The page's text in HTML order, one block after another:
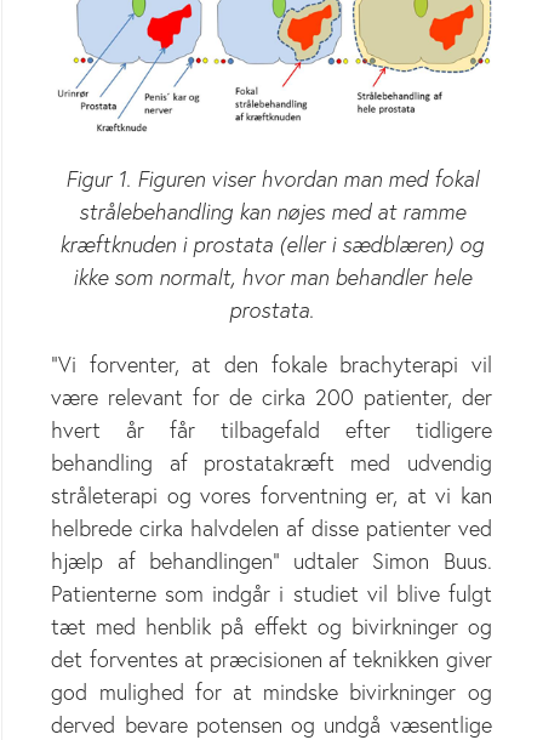
Figur 1. Figuren viser hvordan man med fokal
strålebehandling kan nøjes med at ramme
kræftknuden i prostata (eller i sædblæren) og
ikke som normalt, hvor man behandler hele
prostata.
”Vi forventer, at den fokale brachyterapi vil
være relevant for de cirka 200 patienter, der
hvert år får tilbagefald efter tidligere
behandling af prostatakræft med udvendig
stråleterapi og vores forventning er, at vi kan
helbrede cirka halvdelen af disse patienter ved
hjælp af behandlingen” udtaler Simon Buus.
Patienterne som indgår i studiet vil blive fulgt
tæt med henblik på effekt og bivirkninger og
det forventes at præcisionen af teknikken giver
god mulighed for at mindske bivirkninger og
derved bevare potensen og undgå væsentlige